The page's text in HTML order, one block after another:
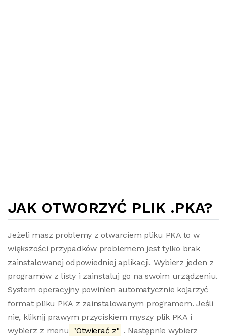
JAK OTWORZYĆ PLIK .PKA?
Jeżeli masz problemy z otwarciem pliku PKA to w
większości przypadków problemem jest tylko brak
zainstalowanej odpowiedniej aplikacji. Wybierz jeden z
programów z listy i zainstaluj go na swoim urządzeniu.
System operacyjny powinien automatycznie kojarzyć
format pliku PKA z zainstalowanym programem. Jeśli
nie, kliknij prawym przyciskiem myszy plik PKA i
wybierz z menu "Otwierać z" . Następnie wybierz